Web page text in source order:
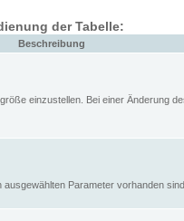
der Tabelle:
Beschreibung
einzustellen. Bei einer Änderung
Parameter vorhanden sind.